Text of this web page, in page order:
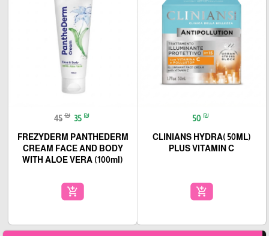
50 ₪
(50ML )CLINIANS HYDRA
PLUS VITAMIN C
add_shopping_cart
45 ₪ 35 ₪
FREZYDERM PANTHEDERM
CREAM FACE AND BODY
WITH ALOE VERA (100ml)
add_shopping_cart